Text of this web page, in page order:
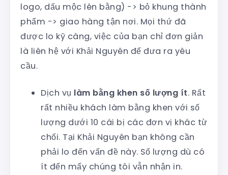
logo, dấu mộc lên bằng) -> bỏ khung thành
phẩm -> giao hàng tận nơi. Mọi thứ đã
được lo kỹ càng, việc của bạn chỉ đơn giản
là liên hệ với Khải Nguyên để đưa ra yêu
cầu.
Dịch vụ làm bằng khen số lượng ít. Rất
rất nhiều khách làm bằng khen với số
lượng dưới 10 cái bị các đơn vị khác từ
chối. Tại Khải Nguyên bạn không cần
phải lo đến vấn đề này. Số lượng dù có
ít đến mấy chúng tôi vẫn nhận in.